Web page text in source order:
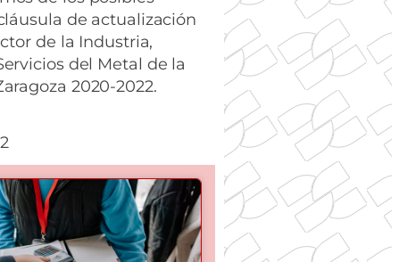
de actualización
de la Industria,
del Metal de la
2020-2022.